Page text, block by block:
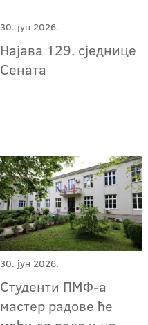
30. јун 2026.
Најава 129. сједнице
Сената
30. јун 2026.
Студенти ПМФ-а
мастер радове ће